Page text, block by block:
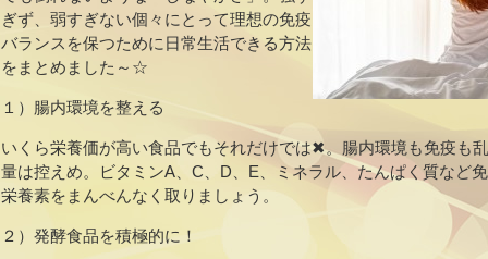
ぎず、弱すぎない個々にとって理想の免疫
バランスを保つために日常生活できる方法
をまとめました～☆
１）腸内環境を整える
いくら栄養価が高い食品でもそれだけでは✖。腸内環境も免疫も
量は控えめ。ビタミンA、C、D、E、ミネラル、たんぱく質など
栄養素をまんべんなく取りましょう。
２）発酵食品を積極的に！